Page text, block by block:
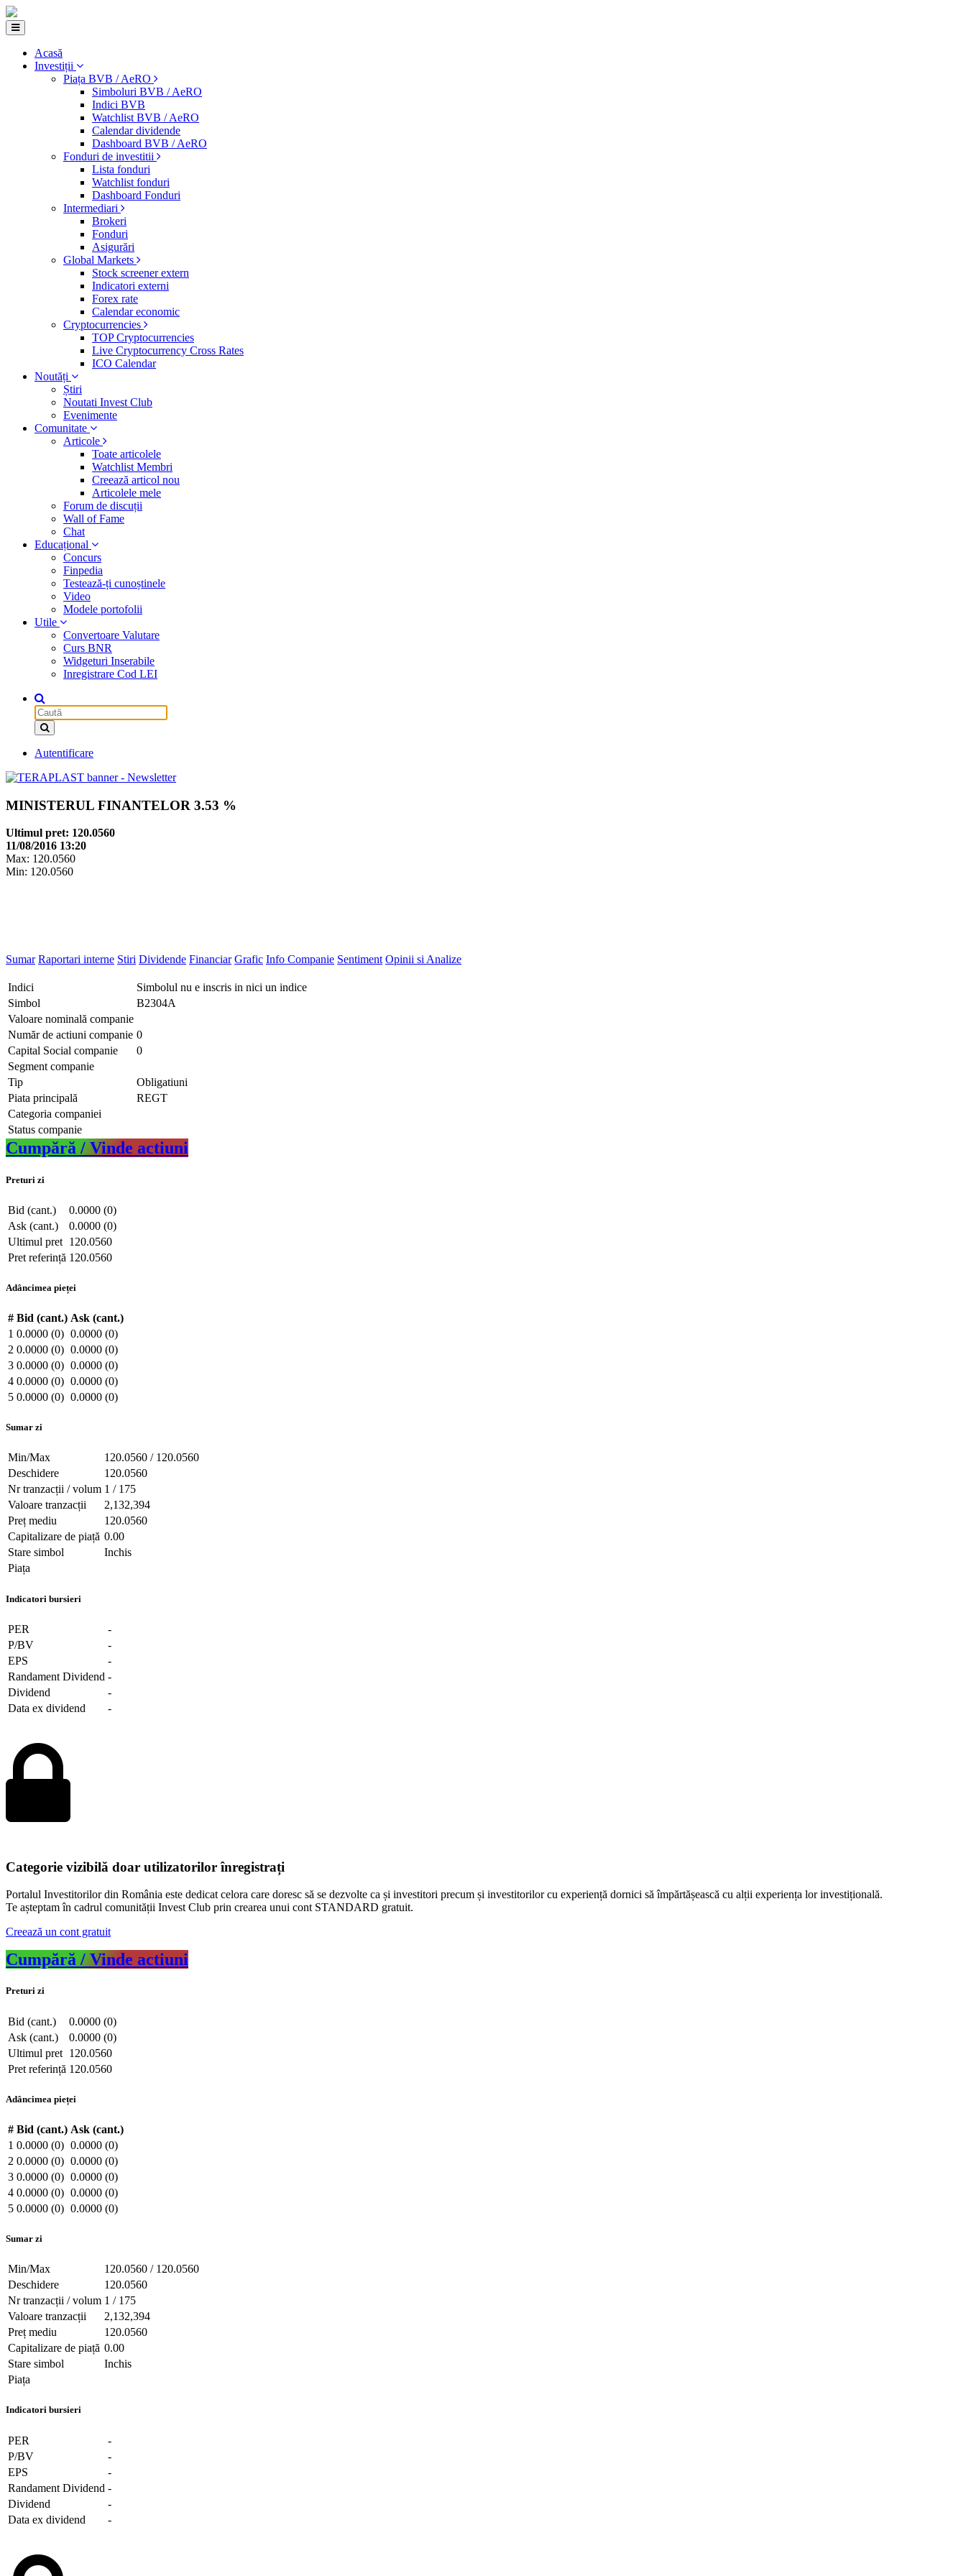
Acasă
Investiții
Piața BVB / AeRO
Simboluri BVB / AeRO
Indici BVB
Watchlist BVB / AeRO
Calendar dividende
Dashboard BVB / AeRO
Fonduri de investitii
Lista fonduri
Watchlist fonduri
Dashboard Fonduri
Intermediari
Brokeri
Fonduri
Asigurări
Global Markets
Stock screener extern
Indicatori externi
Forex rate
Calendar economic
Cryptocurrencies
TOP Cryptocurrencies
Live Cryptocurrency Cross Rates
ICO Calendar
Noutăți
Știri
Noutati Invest Club
Evenimente
Comunitate
Articole
Toate articolele
Watchlist Membri
Creează articol nou
Articolele mele
Forum de discuții
Wall of Fame
Chat
Educațional
Concurs
Finpedia
Testează-ți cunoștinele
Video
Modele portofolii
Utile
Convertoare Valutare
Curs BNR
Widgeturi Inserabile
Inregistrare Cod LEI
Autentificare
MINISTERUL FINANTELOR 3.53 %
Ultimul pret: 120.0560
11/08/2016 13:20
Max: 120.0560
Min: 120.0560
Sumar Raportari interne Stiri Dividende Financiar Grafic Info Companie Sentiment Opinii si Analize
Indici
Simbolul nu e inscris in nici un indice
Simbol
B2304A
Valoare nominală companie
Număr de actiuni companie 0
Capital Social companie
0
Segment companie
Tip
Obligatiuni
Piata principală
REGT
Categoria companiei
Status companie
Cumpără / Vinde actiuni
Preturi zi
Bid (cant.)
0.0000 (0)
Ask (cant.)
0.0000 (0)
Ultimul pret 120.0560
Pret referință 120.0560
Adâncimea pieței
# Bid (cant.) Ask (cant.)
1 0.0000 (0) 0.0000 (0)
2 0.0000 (0) 0.0000 (0)
3 0.0000 (0) 0.0000 (0)
4 0.0000 (0) 0.0000 (0)
5 0.0000 (0) 0.0000 (0)
Sumar zi
Min/Max
120.0560 / 120.0560
Deschidere
120.0560
Nr tranzacții / volum 1 / 175
Valoare tranzacții
2,132,394
Preț mediu
120.0560
Capitalizare de piață 0.00
Stare simbol
Inchis
Piața
Indicatori bursieri
PER
-
P/BV
-
EPS
-
Randament Dividend -
Dividend
-
Data ex dividend
-
Categorie vizibilă doar utilizatorilor înregistrați
Portalul Investitorilor din România este dedicat celora care doresc să se dezvolte ca și investitori precum și investitorilor cu experiență dornici să împărtășească cu alții experiența lor investițională.
Te așteptam în cadrul comunității Invest Club prin crearea unui cont STANDARD gratuit.
Creează un cont gratuit
Cumpără / Vinde actiuni
Preturi zi
Bid (cant.)
0.0000 (0)
Ask (cant.)
0.0000 (0)
Ultimul pret 120.0560
Pret referință 120.0560
Adâncimea pieței
# Bid (cant.) Ask (cant.)
1 0.0000 (0) 0.0000 (0)
2 0.0000 (0) 0.0000 (0)
3 0.0000 (0) 0.0000 (0)
4 0.0000 (0) 0.0000 (0)
5 0.0000 (0) 0.0000 (0)
Sumar zi
Min/Max
120.0560 / 120.0560
Deschidere
120.0560
Nr tranzacții / volum 1 / 175
Valoare tranzacții
2,132,394
Preț mediu
120.0560
Capitalizare de piață 0.00
Stare simbol
Inchis
Piața
Indicatori bursieri
PER
-
P/BV
-
EPS
-
Randament Dividend -
Dividend
-
Data ex dividend
-